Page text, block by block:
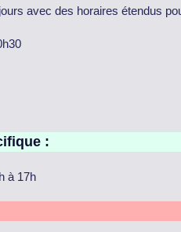
avec des horaires étendus
:
à 17h